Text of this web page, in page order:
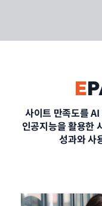
PORTFOLIO
E
사이트 만족도를
인공지능을 활용한
성과와 사